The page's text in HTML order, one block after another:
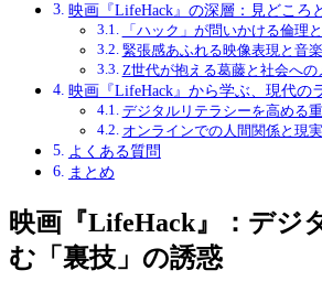
映画『LifeHack』の深層：見どころ
「ハック」が問いかける倫理
緊張感あふれる映像表現と音楽
Z世代が抱える葛藤と社会への
映画『LifeHack』から学ぶ、現代の
デジタルリテラシーを高める
オンラインでの人間関係と現
よくある質問
まとめ
映画『LifeHack』：デジ
む「裏技」の誘惑